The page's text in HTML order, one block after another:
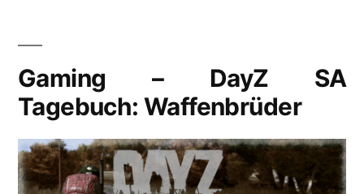
Gaming – DayZ SA
Tagebuch: Waffenbrüder